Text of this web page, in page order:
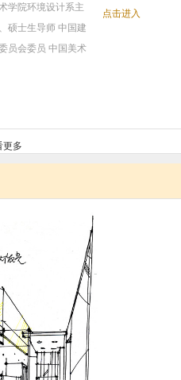
学院环境设计系主
硕士生导师 中国建
员会委员 中国美术
点击进入
更多